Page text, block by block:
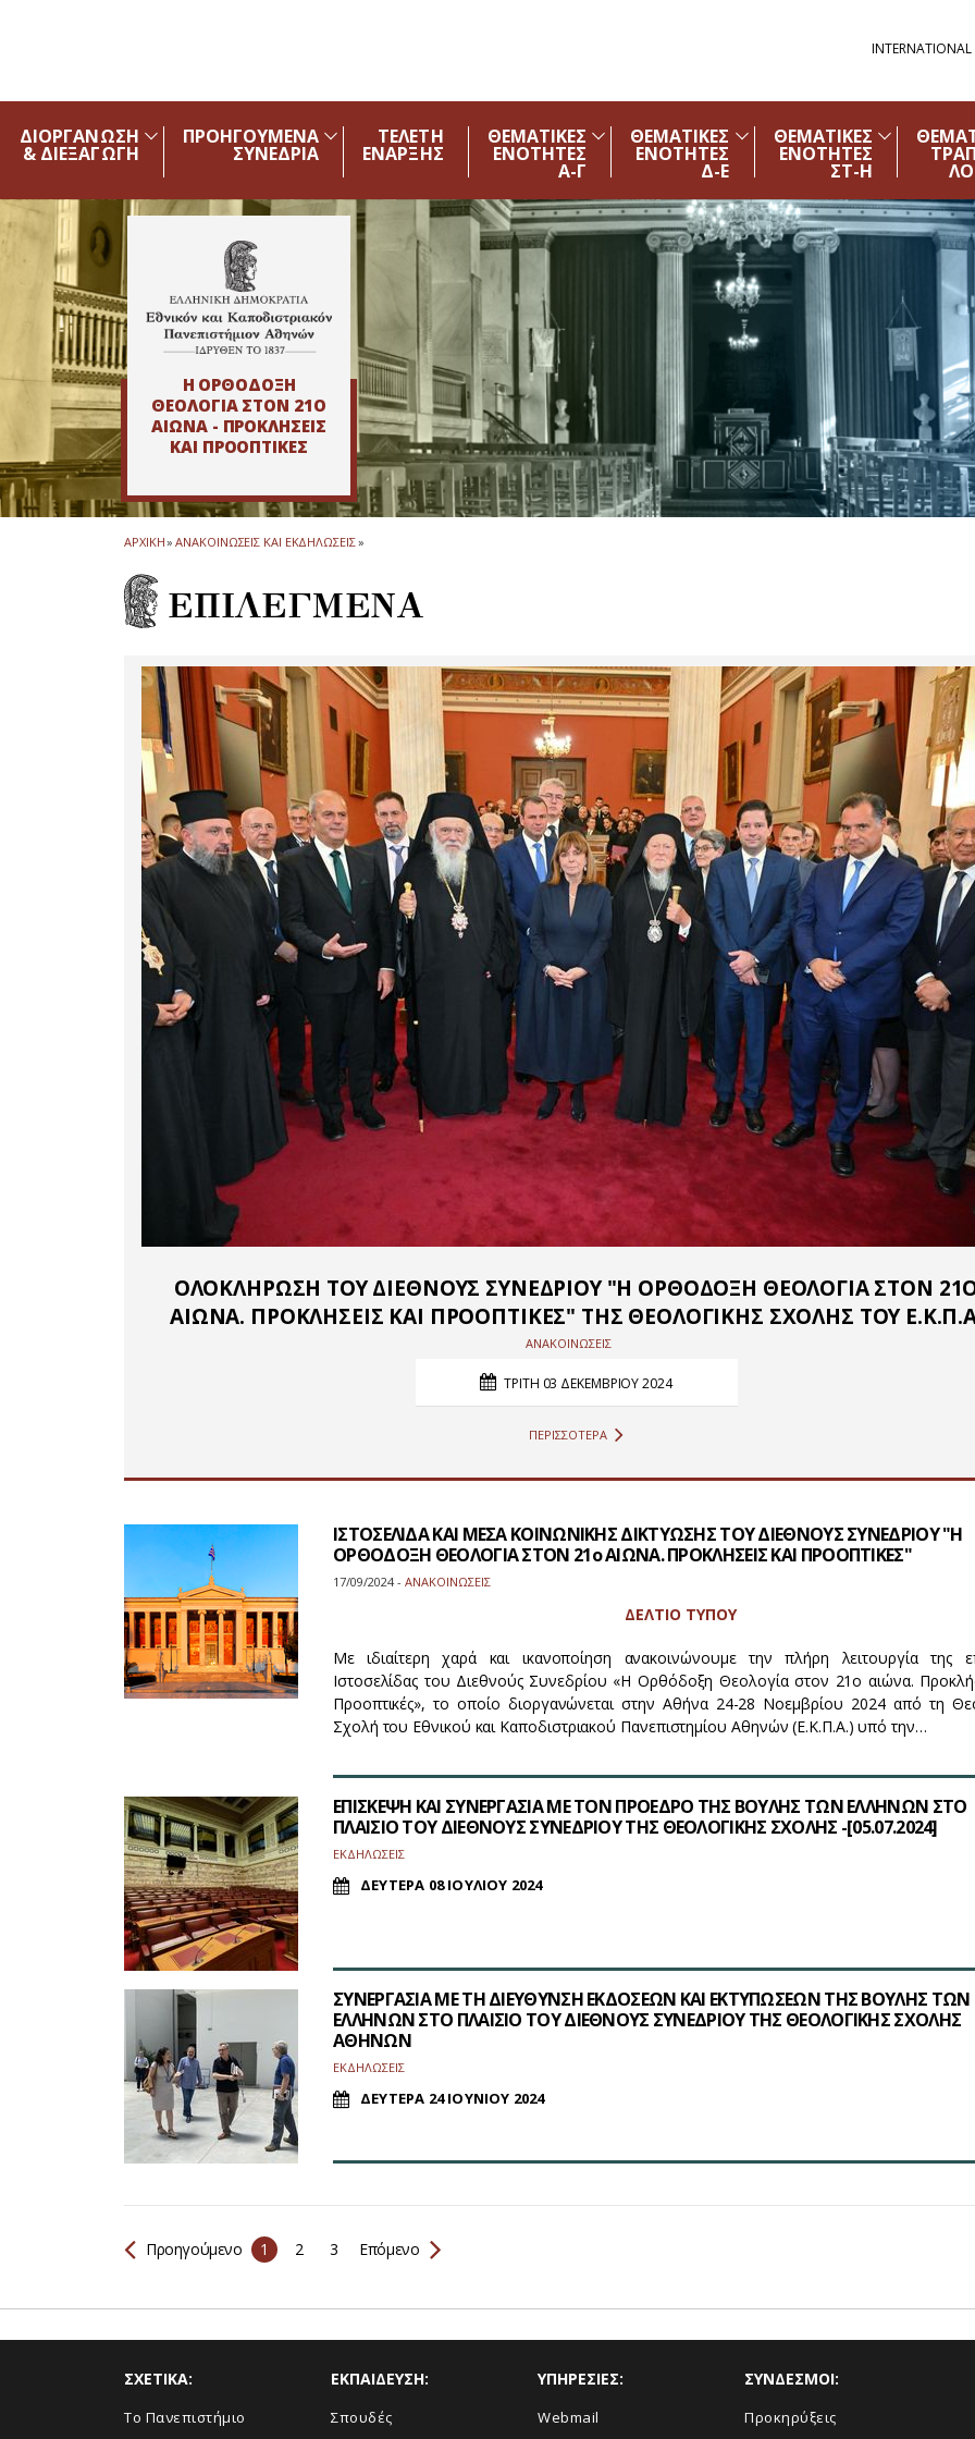
ΔΙΟΡΓΑΝΩΣΗ
& ΔΙΕΞΑΓΩΓΗ
ΠΡΟΗΓΟΥΜΕΝΑ
ΣΥΝΕΔΡΙΑ
ΤΕΛΕΤΗ
ΕΝΑΡΞΗΣ
ΘΕΜΑΤΙΚΕΣ
ΕΝΟΤΗΤΕΣ
Α-Γ
ΘΕΜΑΤΙΚΕΣ
ΕΝΟΤΗΤΕΣ
Δ-Ε
ΘΕΜΑΤΙΚΕΣ
ΕΝΟΤΗΤΕΣ
ΣΤ-Η
Η ΟΡΘΟΔΟΞΗ
ΘΕΟΛΟΓΙΑ ΣΤΟΝ 21Ο
ΑΙΩΝΑ - ΠΡΟΚΛΗΣΕΙΣ
ΚΑΙ ΠΡΟΟΠΤΙΚΕΣ
ΑΡΧΙΚΗ» ΑΝΑΚΟΙΝΩΣΕΙΣ ΚΑΙ ΕΚΔΗΛΩΣΕΙΣ»
ΕΠΙΛΕΓΜΕΝΑ
ΟΛΟΚΛΗΡΩΣΗ ΤΟΥ ΔΙΕΘΝΟΥΣ ΣΥΝΕΔΡΙΟΥ "Η ΟΡΘΟΔΟΞΗ ΘΕΟΛΟΓΙΑ ΣΤΟΝ
ΑΙΩΝΑ. ΠΡΟΚΛΗΣΕΙΣ ΚΑΙ ΠΡΟΟΠΤΙΚΕΣ" ΤΗΣ ΘΕΟΛΟΓΙΚΗΣ ΣΧΟΛΗΣ ΤΟΥ
ΑΝΑΚΟΙΝΩΣΕΙΣ
ΤΡΙΤΗ 03 ΔΕΚΕΜΒΡΙΟΥ 2024
ΠΕΡΙΣΣΟΤΕΡΑ
ΙΣΤΟΣΕΛΙΔΑ ΚΑΙ ΜΕΣΑ ΚΟΙΝΩΝΙΚΗΣ ΔΙΚΤΥΩΣΗΣ ΤΟΥ ΔΙΕΘΝΟΥΣ ΣΥΝΕΔΡΙΟΥ "Η
ΟΡΘΟΔΟΞΗ ΘΕΟΛΟΓΙΑ ΣΤΟΝ 21ο ΑΙΩΝΑ. ΠΡΟΚΛΗΣΕΙΣ ΚΑΙ ΠΡΟΟΠΤΙΚΕΣ"
17/09/2024 - ΑΝΑΚΟΙΝΩΣΕΙΣ
ΔΕΛΤΙΟ ΤΥΠΟΥ
Με ιδιαίτερη χαρά και ικανοποίηση ανακοινώνουμε την πλήρη λειτουργία της
Ιστοσελίδας του Διεθνούς Συνεδρίου «Η Ορθόδοξη Θεολογία στον 21ο αιώνα.
Προοπτικές», το οποίο διοργανώνεται στην Αθήνα 24-28 Νοεμβρίου 2024 από τη
Σχολή του Εθνικού και Καποδιστριακού Πανεπιστημίου Αθηνών (Ε.Κ.Π.Α.) υπό την…
ΕΠΙΣΚΕΨΗ ΚΑΙ ΣΥΝΕΡΓΑΣΙΑ ΜΕ ΤΟΝ ΠΡΟΕΔΡΟ ΤΗΣ ΒΟΥΛΗΣ ΤΩΝ ΕΛΛΗΝΩΝ ΣΤΟ
ΠΛΑΙΣΙΟ ΤΟΥ ΔΙΕΘΝΟΥΣ ΣΥΝΕΔΡΙΟΥ ΤΗΣ ΘΕΟΛΟΓΙΚΗΣ ΣΧΟΛΗΣ -[05.07.2024]
ΕΚΔΗΛΩΣΕΙΣ
ΔΕΥΤΕΡΑ 08 ΙΟΥΛΙΟΥ 2024
ΣΥΝΕΡΓΑΣΙΑ ΜΕ ΤΗ ΔΙΕΥΘΥΝΣΗ ΕΚΔΟΣΕΩΝ ΚΑΙ ΕΚΤΥΠΩΣΕΩΝ ΤΗΣ ΒΟΥΛΗΣ ΤΩΝ
ΕΛΛΗΝΩΝ ΣΤΟ ΠΛΑΙΣΙΟ ΤΟΥ ΔΙΕΘΝΟΥΣ ΣΥΝΕΔΡΙΟΥ ΤΗΣ ΘΕΟΛΟΓΙΚΗΣ ΣΧΟΛΗΣ
ΑΘΗΝΩΝ
ΕΚΔΗΛΩΣΕΙΣ
ΔΕΥΤΕΡΑ 24 ΙΟΥΝΙΟΥ 2024
Προηγούμενο 1 2 3 Επόμενο
ΣΧΕΤΙΚΑ:
Το Πανεπιστήμιο
ΕΚΠΑΙΔΕΥΣΗ:
Σπουδές
ΥΠΗΡΕΣΙΕΣ:
Webmail
ΣΥΝΔΕΣΜΟΙ:
Προκηρύξεις